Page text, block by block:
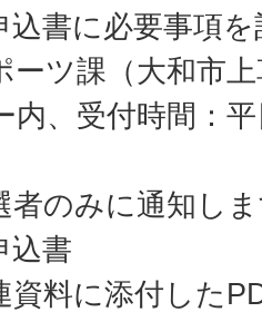
込書に必要事項
ーツ課（大和市
内、受付時間：
者のみに通知し
込書
資料に添付した